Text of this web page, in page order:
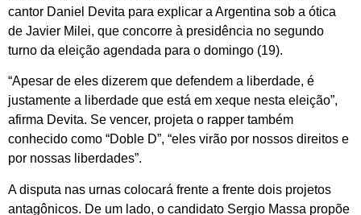
cantor Daniel Devita para explicar a Argentina sob a ótica
de Javier Milei, que concorre à presidência no segundo
turno da eleição agendada para o domingo (19).
“Apesar de eles dizerem que defendem a liberdade, é
justamente a liberdade que está em xeque nesta eleição”,
afirma Devita. Se vencer, projeta o rapper também
conhecido como “Doble D”, “eles virão por nossos direitos e
por nossas liberdades”.
A disputa nas urnas colocará frente a frente dois projetos
antagônicos. De um lado, o candidato Sergio Massa propõe